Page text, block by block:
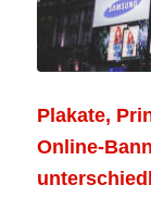
Plakate,
Online-